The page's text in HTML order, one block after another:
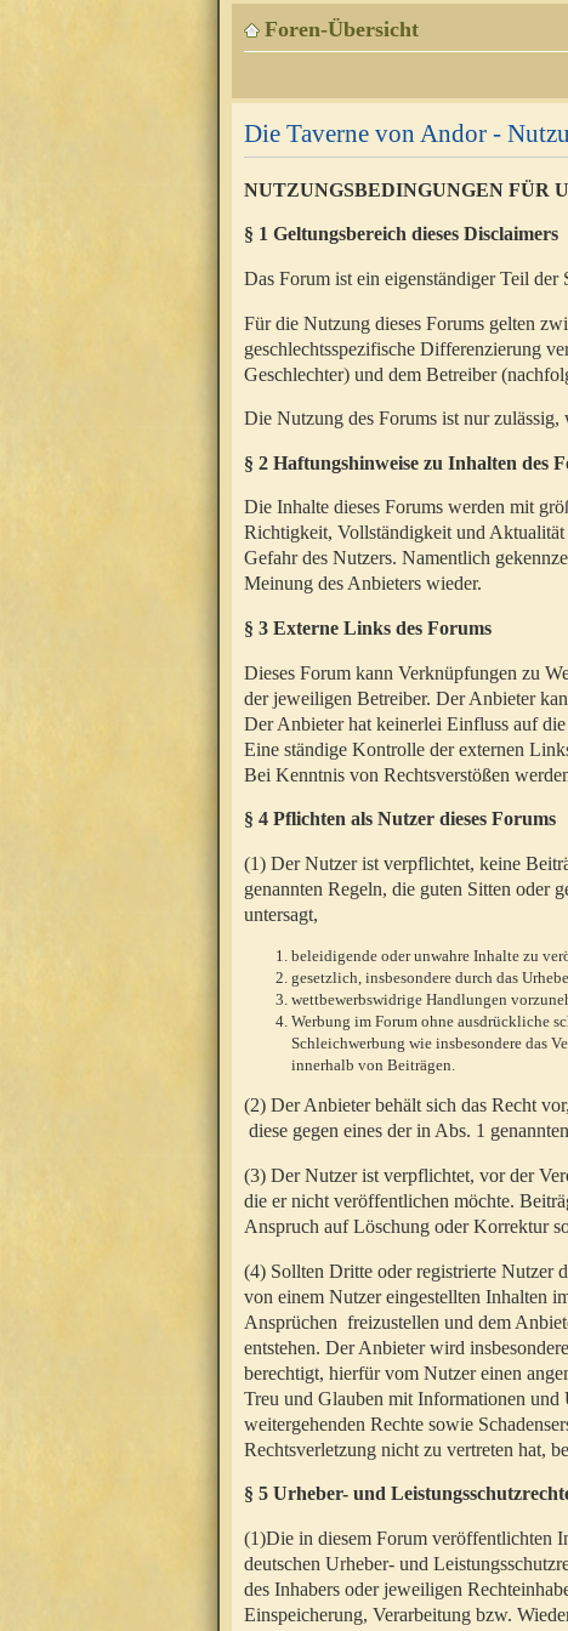
Foren-Übersicht
Die Taverne von Andor -
NUTZUNGSBEDINGUNGEN FÜR
§ 1 Geltungsbereich dieses Disclaimers
Das Forum ist ein eigenständiger Teil der
Für die Nutzung dieses Forums gelten
geschlechtsspezifische Differenzierung
Geschlechter) und dem Betreiber
Die Nutzung des Forums ist nur
§ 2 Haftungshinweise zu Inhalten des
Die Inhalte dieses Forums werden mit
Richtigkeit, Vollständigkeit und Aktualität
Gefahr des Nutzers. Namentlich
Meinung des Anbieters wieder.
§ 3 Externe Links des Forums
Dieses Forum kann Verknüpfungen zu
der jeweiligen Betreiber. Der Anbieter
Der Anbieter hat keinerlei Einfluss auf
Eine ständige Kontrolle der externen
Bei Kenntnis von Rechtsverstößen
§ 4 Pflichten als Nutzer dieses Forums
(1) Der Nutzer ist verpflichtet, keine
genannten Regeln, die guten Sitten oder
untersagt,
beleidigende oder unwahre Inhalte zu
gesetzlich, insbesondere durch das
wettbewerbswidrige Handlungen
Werbung im Forum ohne ausdrückliche
Schleichwerbung wie insbesondere das
innerhalb von Beiträgen.
(2) Der Anbieter behält sich das Recht
diese gegen eines der in Abs. 1
(3) Der Nutzer ist verpflichtet, vor der
die er nicht veröffentlichen möchte.
Anspruch auf Löschung oder Korrektur
(4) Sollten Dritte oder registrierte Nutzer
von einem Nutzer eingestellten Inhalten
Ansprüchen freizustellen und dem
entstehen. Der Anbieter wird
berechtigt, hierfür vom Nutzer einen
Treu und Glauben mit Informationen und
weitergehenden Rechte sowie
Rechtsverletzung nicht zu vertreten hat,
§ 5 Urheber- und
(1)Die in diesem Forum veröffentlichten
deutschen Urheber- und
des Inhabers oder jeweiligen
Einspeicherung, Verarbeitung bzw.